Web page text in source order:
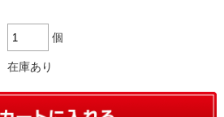
個
在庫あり